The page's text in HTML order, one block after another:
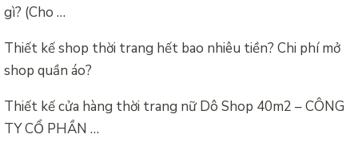
gì? (Cho …
Thiết kế shop thời trang hết bao nhiêu tiền? Chi phí mở
shop quần áo?
Thiết kế cửa hàng thời trang nữ Dô Shop 40m2 – CÔNG
TY CỔ PHẦN …